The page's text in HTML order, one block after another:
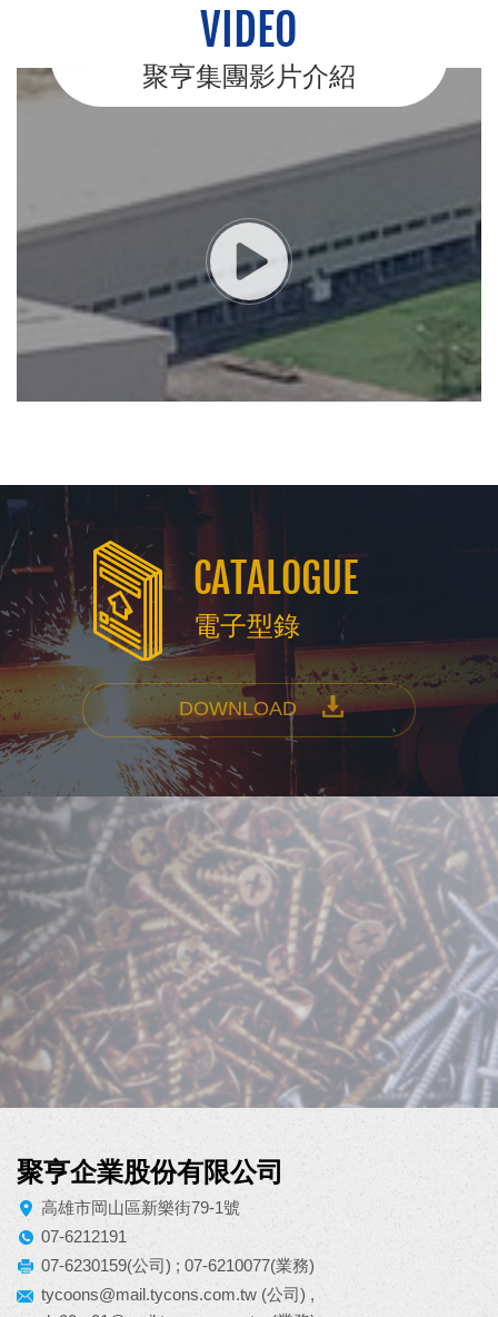
VIDEO
聚亨集團影片介紹
CATALOGUE
電子型錄
DOWNLOAD
聚亨企業股份有限公司
高雄市岡山區新樂街79-1號
07-6212191
07-6230159(公司) ; 07-6210077(業務)
tycoons@mail.tycons.com.tw (公司) ,